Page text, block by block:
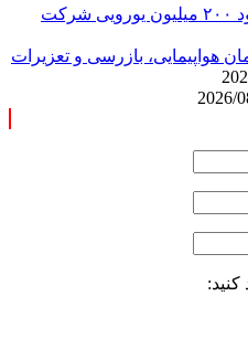
پیامدهای تجاوز به ایران؛ زیان حدود ۲۰۰ میلیون یورویی شرکت
هواپیمایی، بازرسی و تعزیرات
2026/